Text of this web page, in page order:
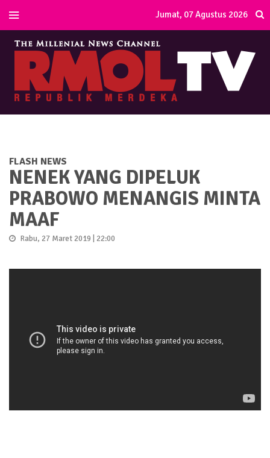
Jumat, 07 Agustus 2026
FLASH NEWS
NENEK YANG DIPELUK
PRABOWO MENANGIS MINTA
MAAF
Rabu, 27 Maret 2019 | 22:00